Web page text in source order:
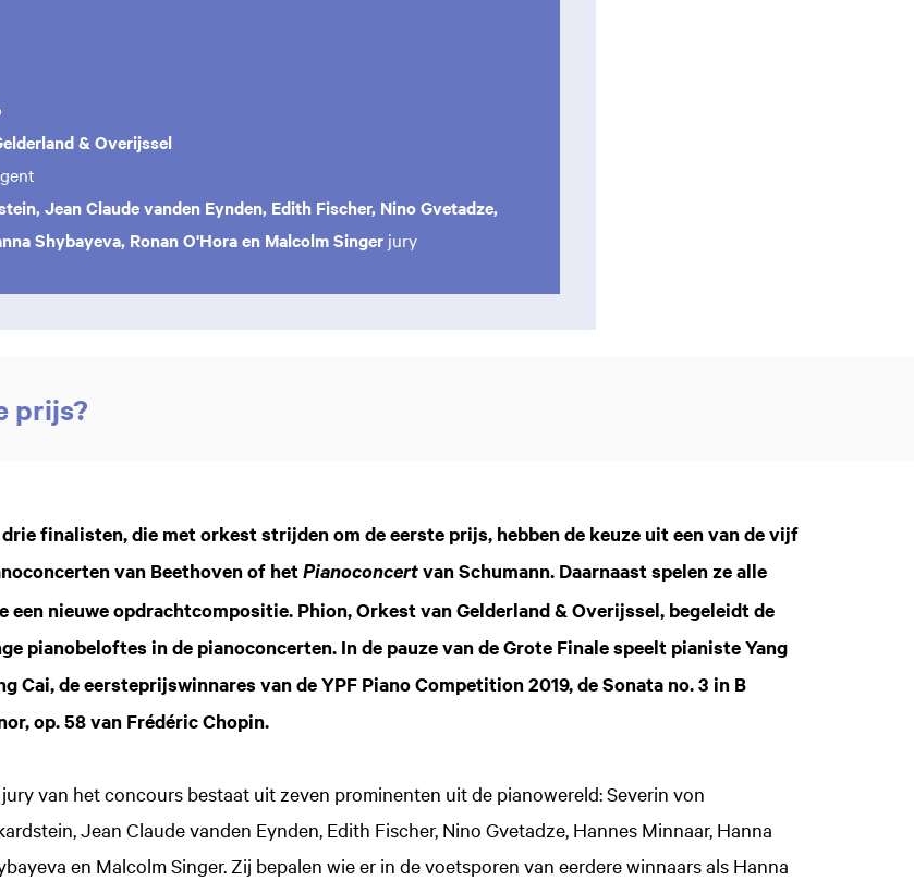
& Overijssel
Jean Claude vanden Eynden, Edith Fischer, Nino Gvetadze,
Shybayeva, Ronan O'Hora en Malcolm Singer jury
prijs?
drie finalisten, die met orkest strijden om de eerste prijs, hebben de keuze uit een van de vijf
van Beethoven of het Pianoconcertvan Schumann. Daarnaast spelen ze alle
een nieuwe opdrachtcompositie. Phion, Orkest van Gelderland & Overijssel, begeleidt de
pianobeloftes in de pianoconcerten. In de pauze van de Grote Finale speelt pianiste Yang
Cai, de eersteprijswinnares van de YPF Piano Competition 2019, de Sonata no. 3 in B
op. 58 van Frédéric Chopin.
jury van het concours bestaat uit zeven prominenten uit de pianowereld: Severin von
Jean Claude vanden Eynden, Edith Fischer, Nino Gvetadze, Hannes Minnaar, Hanna
en Malcolm Singer. Zij bepalen wie er in de voetsporen van eerdere winnaars als Hanna